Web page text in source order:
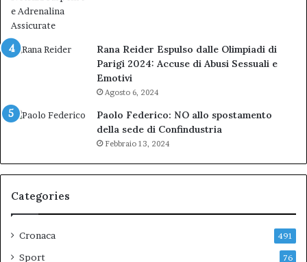
Rana Reider Espulso dalle Olimpiadi di
Parigi 2024: Accuse di Abusi Sessuali e
Emotivi
Agosto 6, 2024
Paolo Federico: NO allo spostamento
della sede di Confindustria
Febbraio 13, 2024
Categories
Cronaca 491
Sport 76